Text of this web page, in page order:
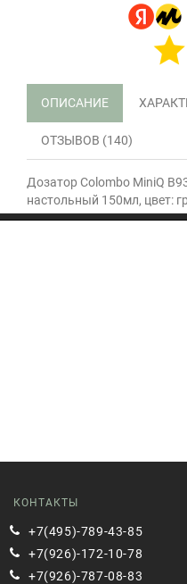
ОПИСАНИЕ
ОТЗЫВОВ (140)
Дозатор Colombo MiniQ
настольный 150мл, цвет:
КОНТАКТЫ
+7(495)-789-43-85
+7(926)-172-10-78
+7(926)-787-08-83